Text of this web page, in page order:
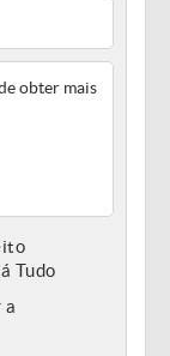
Tudo
a